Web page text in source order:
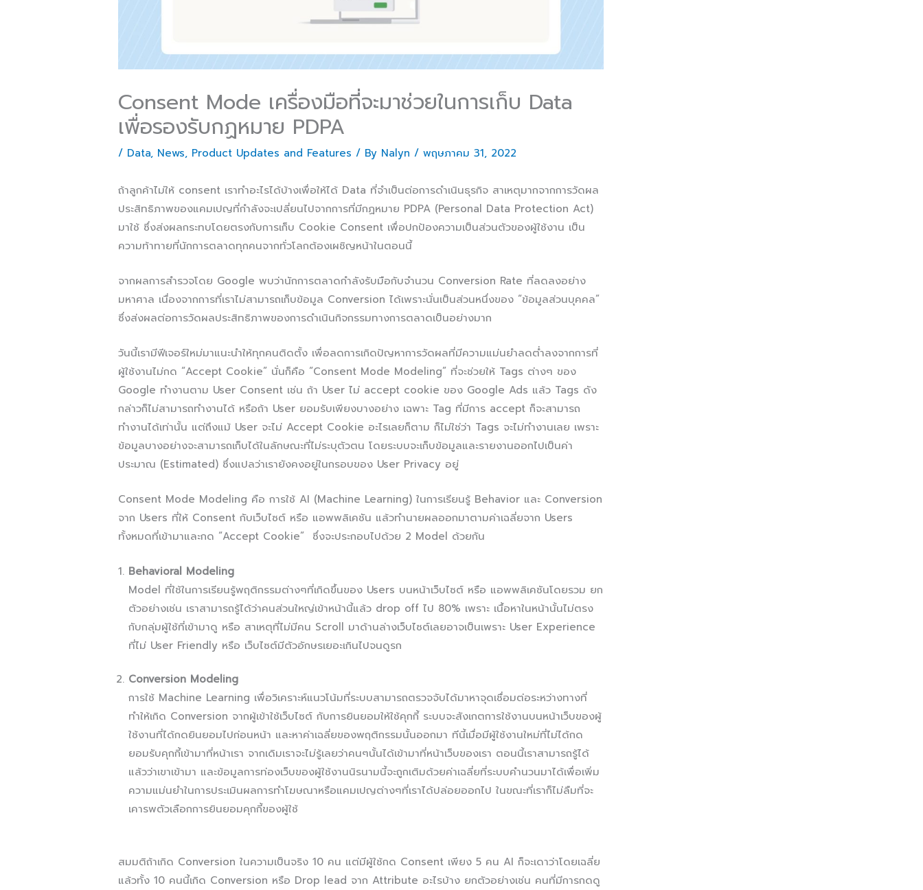
Consent Mode เครื่องมือที่จะมาช่วยในการเก็บ Data
เพื่อรองรับกฏหมาย PDPA
/ Data, News, Product Updates and Features / By Nalyn / พฤษภาคม 31, 2022
ถ้าลูกค้าไม่ให้ consent เราทำอะไรได้บ้างเพื่อให้ได้ Data ที่จำเป็นต่อการดำเนินธุรกิจ สาเหตุมากจากการวัดผล
ประสิทธิภาพของแคมเปญที่กำลังจะเปลี่ยนไปจากการที่มีกฏหมาย PDPA (Personal Data Protection Act)
มาใช้ ซึ่งส่งผลกระทบโดยตรงกับการเก็บ Cookie Consent เพื่อปกป้องความเป็นส่วนตัวของผู้ใช้งาน เป็น
ความท้าทายที่นักการตลาดทุกคนจากทั่วโลกต้องเผชิญหน้าในตอนนี้
จากผลการสำรวจโดย Google พบว่านักการตลาดกำลังรับมือกับจำนวน Conversion Rate ที่ลดลงอย่าง
มหาศาล เนื่องจากการที่เราไม่สามารถเก็บข้อมูล Conversion ได้เพราะนั่นเป็นส่วนหนึ่งของ “ข้อมูลส่วนบุคคล”
ซึ่งส่งผลต่อการวัดผลประสิทธิภาพของการดำเนินกิจกรรมทางการตลาดเป็นอย่างมาก
วันนี้เรามีฟีเจอร์ใหม่มาแนะนำให้ทุกคนติดตั้ง เพื่อลดการเกิดปัญหาการวัดผลที่มีความแม่นยำลดต่ำลงจากการที่
ผู้ใช้งานไม่กด “Accept Cookie” นั่นก็คือ “Consent Mode Modeling” ที่จะช่วยให้ Tags ต่างๆ ของ
Google ทำงานตาม User Consent เช่น ถ้า User ไม่ accept cookie ของ Google Ads แล้ว Tags ดัง
กล่าวก็ไม่สามารถทำงานได้ หรือถ้า User ยอมรับเพียงบางอย่าง เฉพาะ Tag ที่มีการ accept ก็จะสามารถ
ทำงานได้เท่านั้น แต่ถึงแม้ User จะไม่ Accept Cookie อะไรเลยก็ตาม ก็ไม่ใช่ว่า Tags จะไม่ทำงานเลย เพราะ
ข้อมูลบางอย่างจะสามารถเก็บได้ในลักษณะที่ไม่ระบุตัวตน โดยระบบจะเก็บข้อมูลและรายงานออกไปเป็นค่า
ประมาณ (Estimated) ซึ่งแปลว่าเรายังคงอยู่ในกรอบของ User Privacy อยู่
Consent Mode Modeling คือ การใช้ AI (Machine Learning) ในการเรียนรู้ Behavior และ Conversion
จาก Users ที่ให้ Consent กับเว็บไซต์ หรือ แอพพลิเคชัน แล้วทำนายผลออกมาตามค่าเฉลี่ยจาก Users
ทั้งหมดที่เข้ามาและกด “Accept Cookie” ซึ่งจะประกอบไปด้วย 2 Model ด้วยกัน
Behavioral Modeling
Model ที่ใช้ในการเรียนรู้พฤติกรรมต่างๆที่เกิดขึ้นของ Users บนหน้าเว็บไซต์ หรือ แอพพลิเคชันโดยรวม ยก
ตัวอย่างเช่น เราสามารถรู้ได้ว่าคนส่วนใหญ่เข้าหน้านี้แล้ว drop off ไป 80% เพราะ เนื้อหาในหน้านั้นไม่ตรง
กับกลุ่มผู้ใช้ที่เข้ามาดู หรือ สาเหตุที่ไม่มีคน Scroll มาด้านล่างเว็บไซต์เลยอาจเป็นเพราะ User Experience
ที่ไม่ User Friendly หรือ เว็บไซต์มีตัวอักษรเยอะเกินไปจนดูรก
Conversion Modeling
การใช้ Machine Learning เพื่อวิเคราะห์แนวโน้มที่ระบบสามารถตรวจจับได้มาหาจุดเชื่อมต่อระหว่างทางที่
ทำให้เกิด Conversion จากผู้เข้าใช้เว็บไซต์ กับการยินยอมให้ใช้คุกกี้ ระบบจะสังเกตการใช้งานบนหน้าเว็บของผู้
ใช้งานที่ได้กดยินยอมไปก่อนหน้า และหาค่าเฉลี่ยของพฤติกรรมนั้นออกมา ทีนี้เมื่อมีผู้ใช้งานใหม่ที่ไม่ได้กด
ยอมรับคุกกี้เข้ามาที่หน้าเรา จากเดิมเราจะไม่รู้เลยว่าคนๆนั้นได้เข้ามาที่หน้าเว็บของเรา ตอนนี้เราสามารถรู้ได้
แล้วว่าเขาเข้ามา และข้อมูลการท่องเว็บของผู้ใช้งานนิรนามนี้จะถูกเติมด้วยค่าเฉลี่ยที่ระบบคำนวนมาได้เพื่อเพิ่ม
ความแม่นยำในการประเมินผลการทำโฆษณาหรือแคมเปญต่างๆที่เราได้ปล่อยออกไป ในขณะที่เราก็ไม่ลืมที่จะ
เคารพตัวเลือกการยินยอมคุกกี้ของผู้ใช้
สมมติถ้าเกิด Conversion ในความเป็นจริง 10 คน แต่มีผู้ใช้กด Consent เพียง 5 คน AI ก็จะเดาว่าโดยเฉลี่ย
แล้วทั้ง 10 คนนี้เกิด Conversion หรือ Drop lead จาก Attribute อะไรบ้าง ยกตัวอย่างเช่น คนที่มีการกดดู